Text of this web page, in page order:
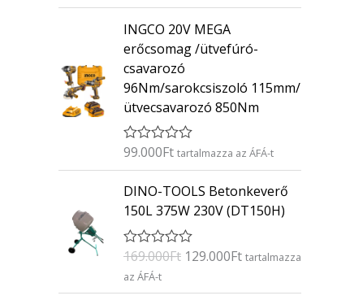
é
e
l
é
s
:
/
5
INGCO 20V MEGA
erőcsomag /ütvefúró-
csavarozó
96Nm/sarokcsiszoló 115mm/
ütvecsavarozó 850Nm
É
é
k
e
é
s
0
/
99.000Ft tartalmazza az ÁFÁ-t
DINO-TOOLS Betonkeverő
150L 375W 230V (DT150H)
É
t
é
169.000Ft
O
r
g
129.000Ft
C
u
etartalmazza
az ÁFÁ-t